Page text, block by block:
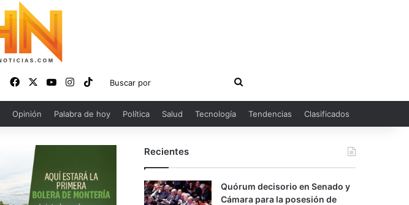
FacebookYouTubeInstagram
TikTok
Buscar
por
Opinión Palabra de hoy Política Salud Tecnología Tendencias Clasificados
Recientes
Quórum decisorio en Senado y
Cámara para la posesión de